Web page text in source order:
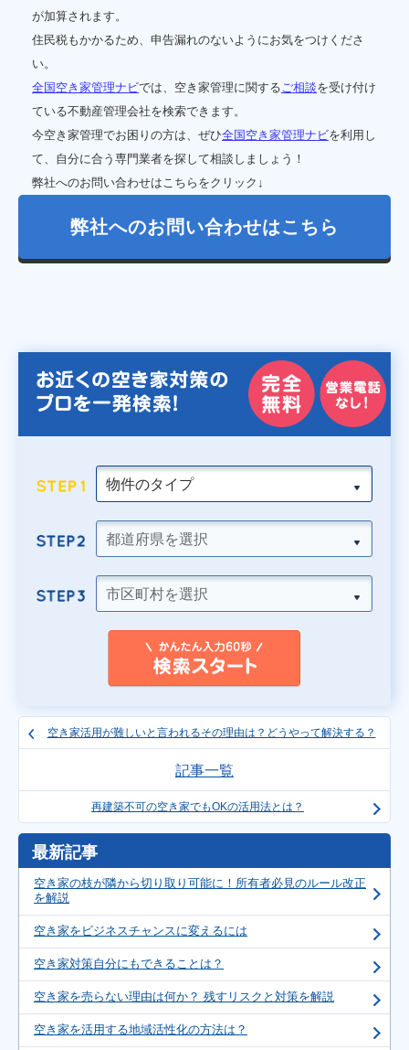
が加算されます。
住民税もかかるため、申告漏れのないようにお気をつけくださ
い。
全国空き家管理ナビでは、空き家管理に関する ご相談を受け付け
ている不動産管理会社を検索できます。
今空き家管理でお困りの方は、ぜひ全国空き家管理ナビを利用し
て、自分に合う専門業者を探して相談しましょう！
弊社へのお問い合わせはこちらをクリック↓
弊社へのお問い合わせはこちら
空き家活用が難しいと言われるその理由は？どうやって解決する？
記事一覧
再建築不可の空き家でもOKの活用法とは？
最新記事
空き家の枝が隣から切り取り可能に！所有者必見のルール改正
を解説
空き家をビジネスチャンスに変えるには
空き家対策自分にもできることは？
空き家を売らない理由は何か？ 残すリスクと対策を解説
空き家を活用する地域活性化の方法は？